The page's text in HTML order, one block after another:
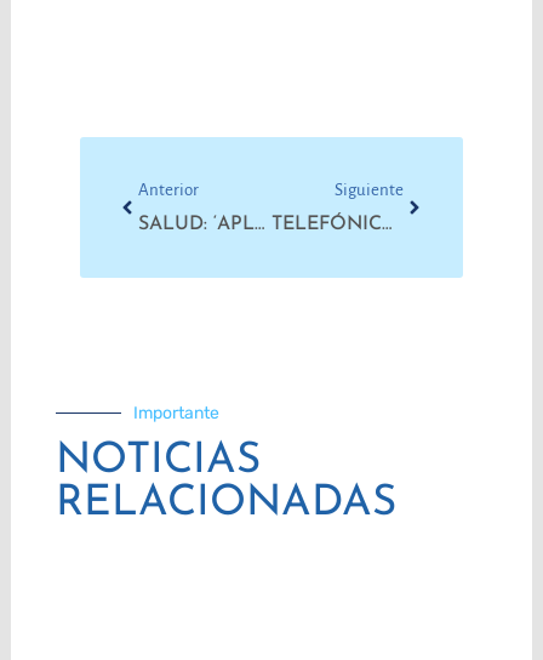
Anterior
SALUD: ‘APLAUSAZO’ POR SALARIOS Y CONDICIONES DE TRABAJO
Siguiente
TELEFÓNICOS: INFORME SOBRE TELETRABAJO
Importante
NOTICIAS
RELACIONADAS